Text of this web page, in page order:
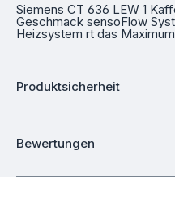
Siemens CT 636 LEW 1
Geschmack sensoFlow
Heizsystem rt das
Produktsicherheit
Bewertungen